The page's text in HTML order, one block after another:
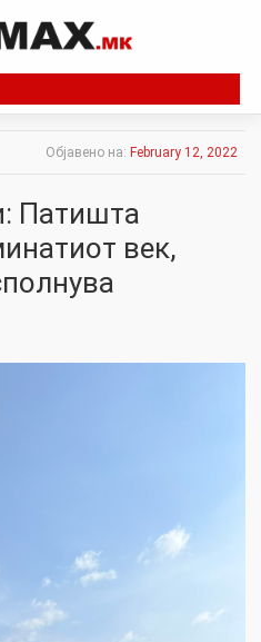
Објавено на: February 12, 2022
Патишта
век,